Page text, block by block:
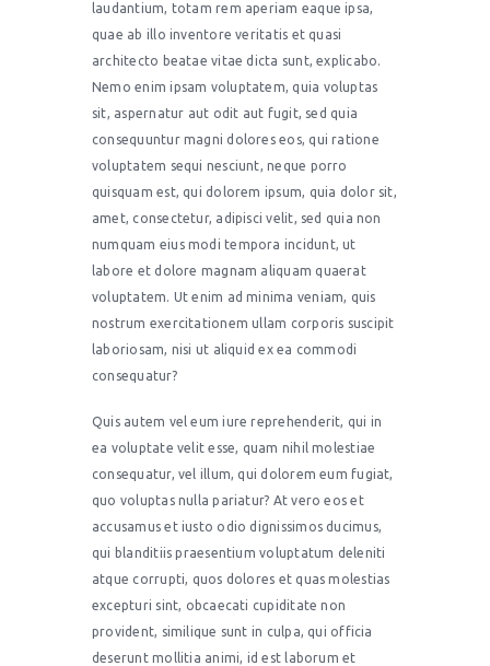
laudantium, totam rem aperiam eaque ipsa,
quae ab illo inventore veritatis et quasi
architecto beatae vitae dicta sunt, explicabo.
Nemo enim ipsam voluptatem, quia voluptas
sit, aspernatur aut odit aut fugit, sed quia
consequuntur magni dolores eos, qui ratione
voluptatem sequi nesciunt, neque porro
quisquam est, qui dolorem ipsum, quia dolor sit,
amet, consectetur, adipisci velit, sed quia non
numquam eius modi tempora incidunt, ut
labore et dolore magnam aliquam quaerat
voluptatem. Ut enim ad minima veniam, quis
nostrum exercitationem ullam corporis suscipit
laboriosam, nisi ut aliquid ex ea commodi
consequatur?
Quis autem vel eum iure reprehenderit, qui in
ea voluptate velit esse, quam nihil molestiae
consequatur, vel illum, qui dolorem eum fugiat,
quo voluptas nulla pariatur? At vero eos et
accusamus et iusto odio dignissimos ducimus,
qui blanditiis praesentium voluptatum deleniti
atque corrupti, quos dolores et quas molestias
excepturi sint, obcaecati cupiditate non
provident, similique sunt in culpa, qui officia
deserunt mollitia animi, id est laborum et